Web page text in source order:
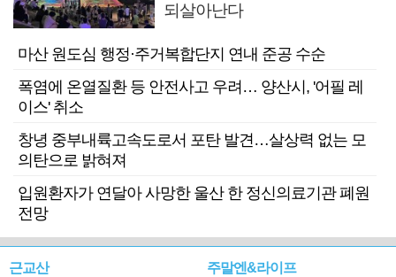
되살아난다
마산 원도심 행정·주거복합단지 연내 준공 수순
폭염에 온열질환 등 안전사고 우려… 양산시, '어필 레
이스' 취소
창녕 중부내륙고속도로서 포탄 발견…살상력 없는 모
의탄으로 밝혀져
입원환자가 연달아 사망한 울산 한 정신의료기관 폐원
전망
근교산 주말엔&라이프